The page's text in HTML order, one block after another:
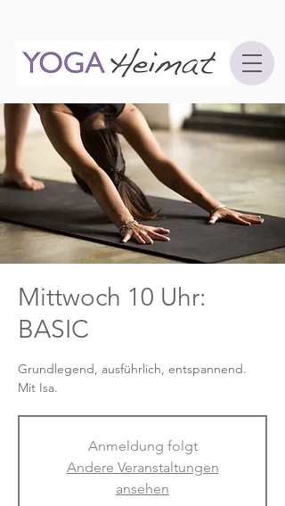
Mittwoch 10 Uhr:
BASIC
Grundlegend, ausführlich, entspannend.
Mit Isa.
Anmeldung folgt
Andere Veranstaltungen
ansehen